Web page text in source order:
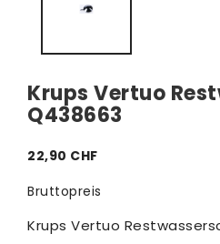
Krups Vertuo
Q438663
22,90 CHF
Bruttopreis
Krups Vertuo